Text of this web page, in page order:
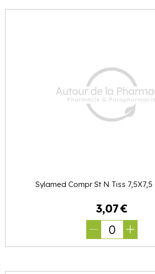
Sylamed Compr St N Tiss
3,07€
0